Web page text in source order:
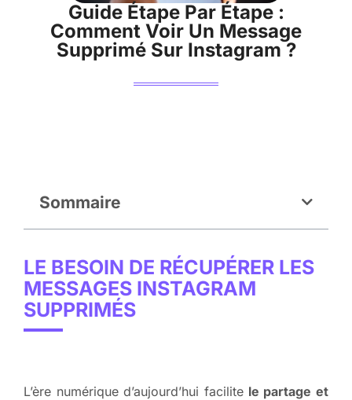
Guide Étape Par Étape :
Comment Voir Un Message
Supprimé Sur Instagram ?
Sommaire
LE BESOIN DE RÉCUPÉRER LES
MESSAGES INSTAGRAM
SUPPRIMÉS
L’ère numérique d’aujourd’hui facilite le partage et